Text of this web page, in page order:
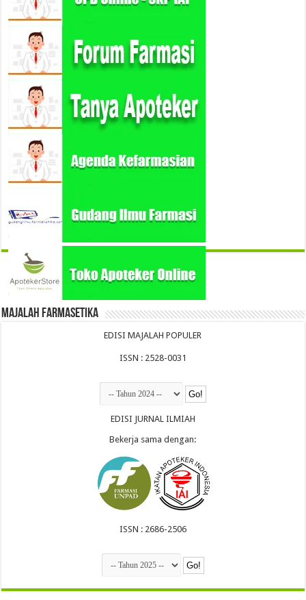
Majalah Farmasetika
EDISI MAJALAH POPULER
ISSN : 2528-0031
EDISI JURNAL ILMIAH
Bekerja sama dengan:
ISSN : 2686-2506